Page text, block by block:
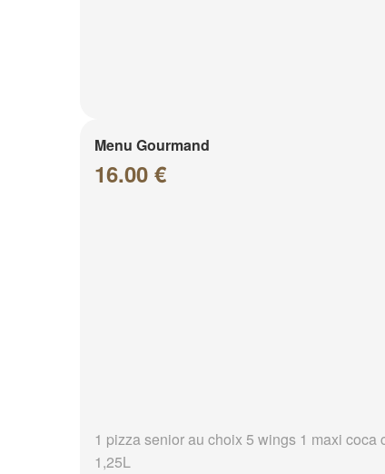
Menu Gourmand
16.00 €
1 pizza senior au choix 5 wings 1 maxi coca
1,25L